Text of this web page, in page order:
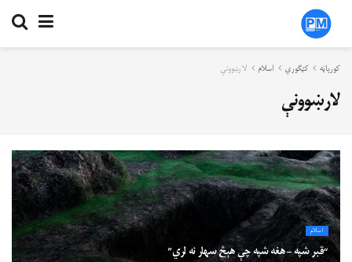
کورپاڼه کټګوري اسلام لارښوونې
لارښوونې
اسلام
“قبر شپه – هغه شپه چې هېڅ سهار نه لري”